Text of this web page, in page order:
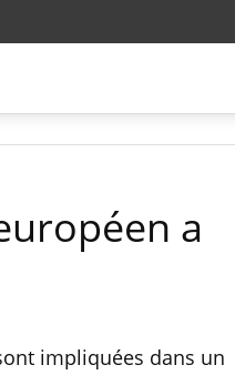
a
impliquées dans un